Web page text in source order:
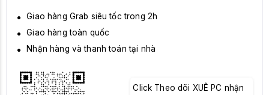
Giao hàng Grab siêu tốc trong 2h
Giao hàng toàn quốc
Nhận hàng và thanh toán tại nhà
Click Theo dõi XUÊ PC nhận